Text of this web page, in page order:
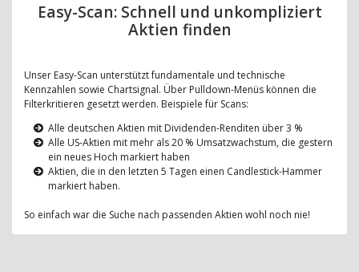
Easy-Scan: Schnell und unkompliziert
Aktien finden
Unser Easy-Scan unterstützt fundamentale und technische
Kennzahlen sowie Chartsignal. Über Pulldown-Menüs können die
Filterkritieren gesetzt werden. Beispiele für Scans:
Alle deutschen Aktien mit Dividenden-Renditen über 3 %
Alle US-Aktien mit mehr als 20 % Umsatzwachstum, die gestern
ein neues Hoch markiert haben
Aktien, die in den letzten 5 Tagen einen Candlestick-Hammer
markiert haben.
So einfach war die Suche nach passenden Aktien wohl noch nie!